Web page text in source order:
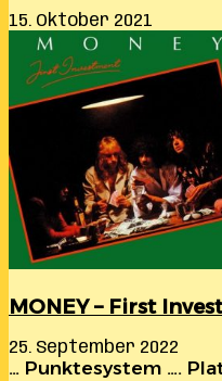
15. Oktober 2021
MONEY – First
25. September 2022
… Punktesystem ….